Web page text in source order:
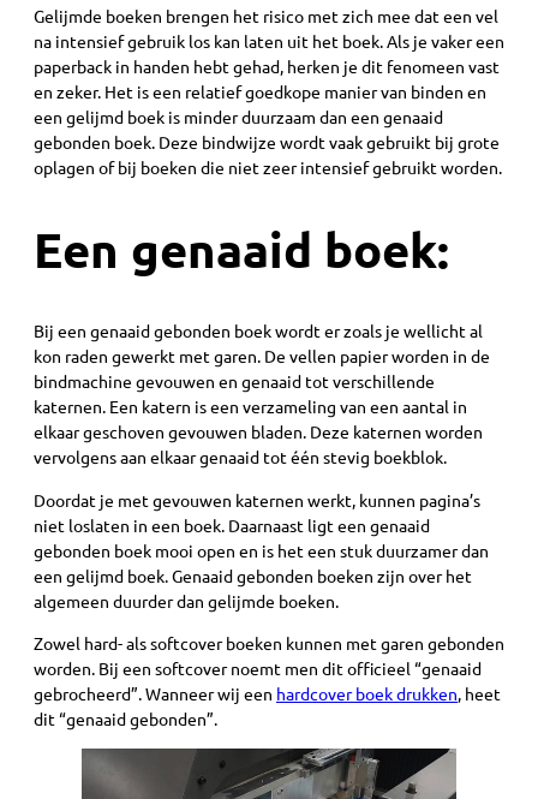
Gelijmde boeken brengen het risico met zich mee dat een vel
na intensief gebruik los kan laten uit het boek. Als je vaker een
paperback in handen hebt gehad, herken je dit fenomeen vast
en zeker. Het is een relatief goedkope manier van binden en
een gelijmd boek is minder duurzaam dan een genaaid
gebonden boek. Deze bindwijze wordt vaak gebruikt bij grote
oplagen of bij boeken die niet zeer intensief gebruikt worden.
Een genaaid boek:
Bij een genaaid gebonden boek wordt er zoals je wellicht al
kon raden gewerkt met garen. De vellen papier worden in de
bindmachine gevouwen en genaaid tot verschillende
katernen. Een katern is een verzameling van een aantal in
elkaar geschoven gevouwen bladen. Deze katernen worden
vervolgens aan elkaar genaaid tot één stevig boekblok.
Doordat je met gevouwen katernen werkt, kunnen pagina’s
niet loslaten in een boek. Daarnaast ligt een genaaid
gebonden boek mooi open en is het een stuk duurzamer dan
een gelijmd boek. Genaaid gebonden boeken zijn over het
algemeen duurder dan gelijmde boeken.
Zowel hard- als softcover boeken kunnen met garen gebonden
worden. Bij een softcover noemt men dit officieel “genaaid
gebrocheerd”. Wanneer wij een hardcover boek drukken, heet
dit “genaaid gebonden”.